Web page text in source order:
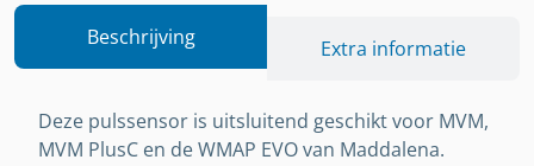
Beschrijving Extra informatie
Deze pulssensor is uitsluitend geschikt voor MVM,
MVM PlusC en de WMAP EVO van Maddalena.